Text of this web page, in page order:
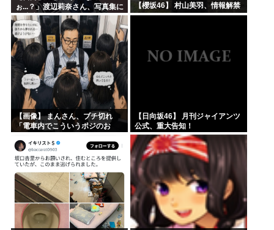
ぉ...？」渡辺莉奈さん、写真集に
興味津々
【櫻坂46】 村山美羽、情報解禁
【画像】 まんさん、ブチ切れ
「電車内でこういうポジのお
【日向坂46】 月刊ジャイアンツ
公式、重大告知！